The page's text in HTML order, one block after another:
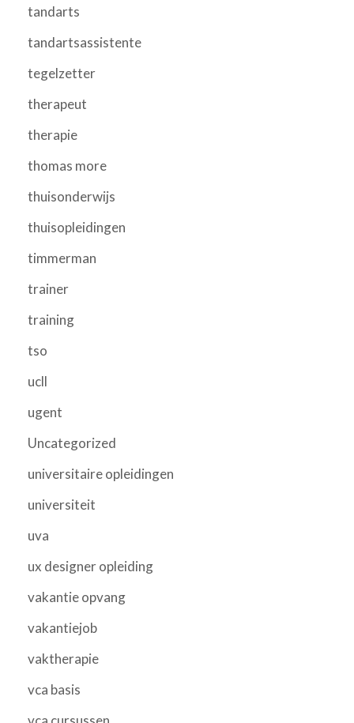
tandarts
tandartsassistente
tegelzetter
therapeut
therapie
thomas more
thuisonderwijs
thuisopleidingen
timmerman
trainer
training
tso
ucll
ugent
Uncategorized
universitaire opleidingen
universiteit
uva
ux designer opleiding
vakantie opvang
vakantiejob
vaktherapie
vca basis